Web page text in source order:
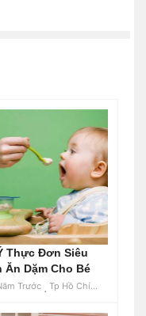
Thực Đơn Siêu
Ăn Dặm Cho Bé
Trước Tp Hồ Chí Minh